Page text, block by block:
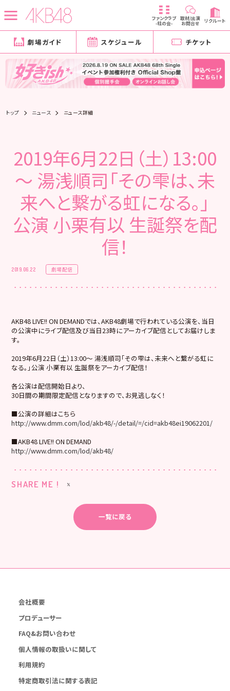
ファンクラブ
-柱の会-
取材/出演
お問合せ リクルート
劇場ガイド スケジュール チケット
トップ ニュース ニュース詳細
2019年6月22日（土）13:00
～ 湯浅順司「その雫は、未
来へと繋がる虹になる。」
公演 小栗有以 生誕祭を配
信！
2019.06.22 劇場配信
AKB48 LIVE!! ON DEMANDでは、AKB48劇場で行われている公演を、当日
の公演中にライブ配信及び当日23時にアーカイブ配信としてお届けしま
す。
2019年6月22日（土）13:00～ 湯浅順司「その雫は、未来へと繋がる虹に
なる。」公演 小栗有以 生誕祭をアーカイブ配信！
各公演は配信開始日より、
30日間の期間限定配信となりますので、お見逃しなく！
■公演の詳細はこちら
http://www.dmm.com/lod/akb48/-/detail/=/cid=akb48ei19062201/
■AKB48 LIVE!! ON DEMAND
http://www.dmm.com/lod/akb48/
SHARE ME !
一覧に戻る
会社概要
プロデューサー
FAQ&お問い合わせ
個人情報の取扱いに関して
利用規約
特定商取引法に関する表記